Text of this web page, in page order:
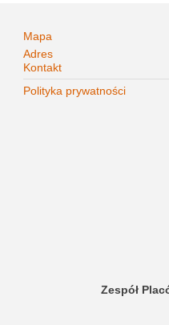
Mapa
Adres
Kontakt
Polityka prywatności
Zespół